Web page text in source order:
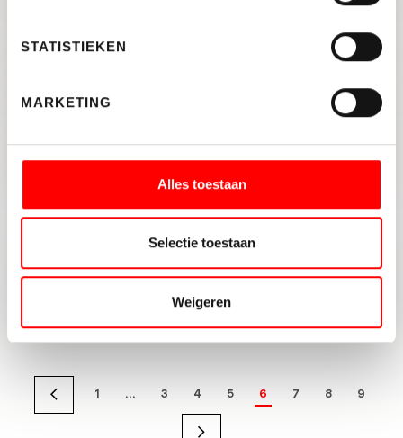
STATISTIEKEN
MARKETING
Alles toestaan
Selectie toestaan
Weigeren
Newday Offices Utrecht
Papendorp volledig verhuurd
Kromme Nieuwegracht 62
Utrecht
Bedrijfspand Tennesseedreef 12
Utrecht verkocht boven
1 … 3 4 5 6 7 8 9